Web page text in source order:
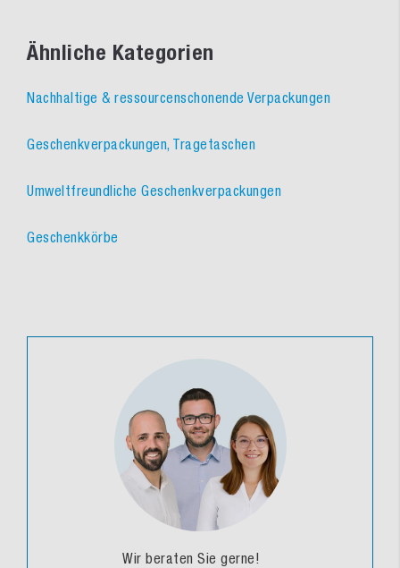
Ähnliche Kategorien
Nachhaltige & ressourcenschonende Verpackungen
Geschenkverpackungen, Tragetaschen
Umweltfreundliche Geschenkverpackungen
Geschenkkörbe
Wir beraten Sie gerne!